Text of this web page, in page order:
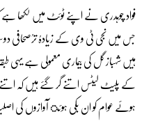
فواد چوہدری نے اپنے ٹوئٹ میں لکھا
جس میں نجی ٹی وی کے زیادہُ ترُصحافی
ہیں شہباز گل کی بیماری معمولی ہے یہی
کے پلیٹ لیٹس اتنے گر گئے ہیں کہ
ہوئے عوام کو ان بکی ہوئ آوازوں کی